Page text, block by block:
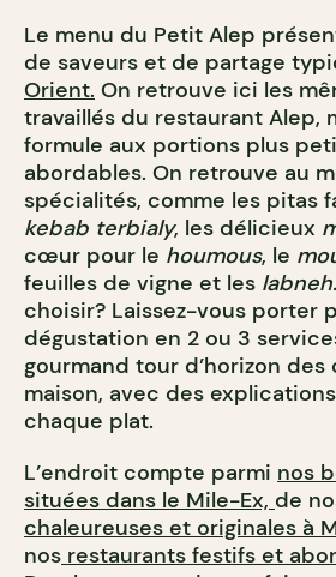
Le menu du Petit Alep
de saveurs et de partage
Orient. On retrouve ici les
travaillés du restaurant Alep,
formule aux portions plus
abordables. On retrouve au
spécialités, comme les pitas
kebab terbialy, les délicieux
cœur pour le houmous, le
feuilles de vigne et les labneh.
choisir? Laissez-vous porter
dégustation en 2 ou 3
gourmand tour d’horizon des
maison, avec des
chaque plat.
L’endroit compte parmi nos
situées dans le Mile-Ex, de
chaleureuses et originales à
nos restaurants festifs et